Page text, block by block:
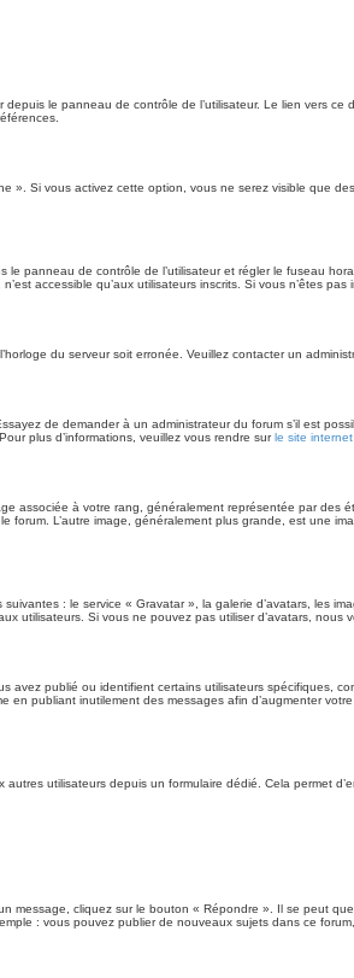
le panneau de contrôle de l’utilisateur. Le lien vers ce
Si vous activez cette option, vous ne serez visible que
panneau de contrôle de l’utilisateur et régler le fuseau
accessible qu’aux utilisateurs inscrits. Si vous n’êtes pas
du serveur soit erronée. Veuillez contacter un
de demander à un administrateur du forum s’il est
plus d’informations, veuillez vous rendre surle site
associée à votre rang, généralement représentée par des
L’autre image, généralement plus grande, est une
: le service « Gravatar », la galerie d’avatars, les
utilisateurs. Si vous ne pouvez pas utiliser d’avatars, nous
publié ou identifient certains utilisateurs spécifiques,
publiant inutilement des messages afin d’augmenter
utilisateurs depuis un formulaire dédié. Cela permet
cliquez sur le bouton « Répondre ». Il se peut
: vous pouvez publier de nouveaux sujets dans ce